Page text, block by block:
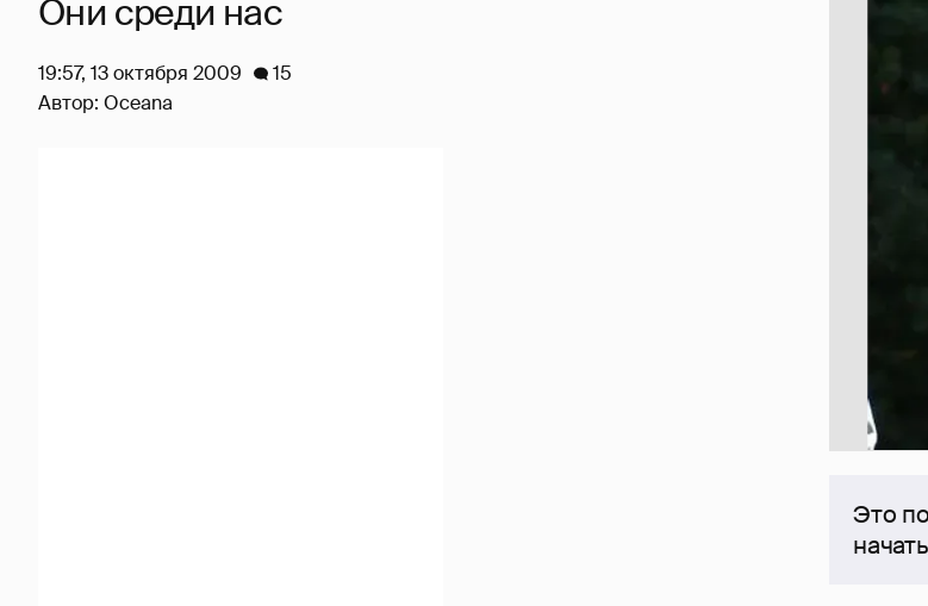
Это
Они среди нас
19:57, 13 октября 2009
15
Автор: Oceana